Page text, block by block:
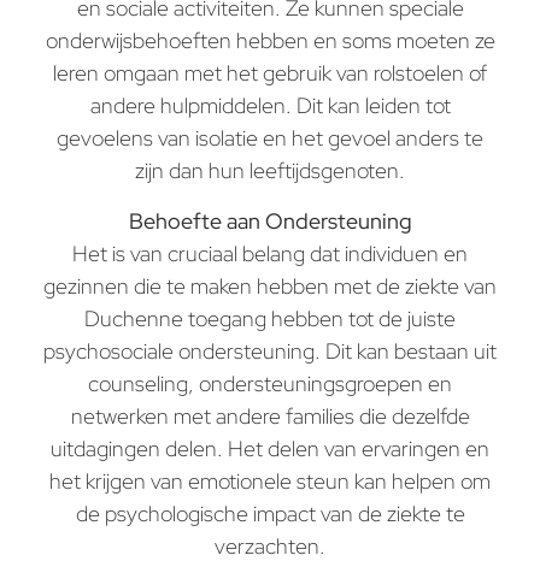
en sociale activiteiten. Ze kunnen speciale
onderwijsbehoeften hebben en soms moeten ze
leren omgaan met het gebruik van rolstoelen of
andere hulpmiddelen. Dit kan leiden tot
gevoelens van isolatie en het gevoel anders te
zijn dan hun leeftijdsgenoten.
Behoefte aan Ondersteuning
Het is van cruciaal belang dat individuen en
gezinnen die te maken hebben met de ziekte van
Duchenne toegang hebben tot de juiste
psychosociale ondersteuning. Dit kan bestaan uit
counseling, ondersteuningsgroepen en
netwerken met andere families die dezelfde
uitdagingen delen. Het delen van ervaringen en
het krijgen van emotionele steun kan helpen om
de psychologische impact van de ziekte te
verzachten.